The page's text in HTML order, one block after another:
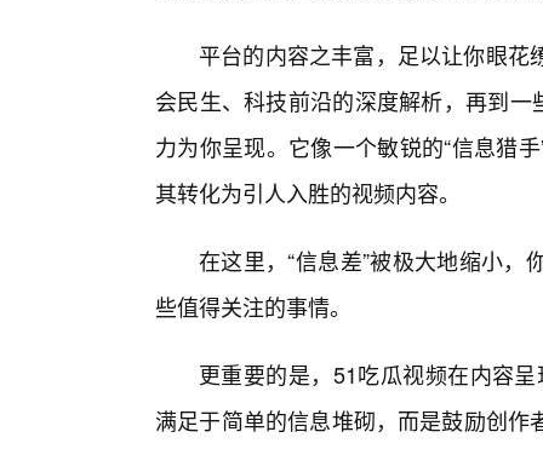
平台的内容之丰富，足以让你眼
会民生、科技前沿的深度解析，再到一
力为你呈现。它像一个敏锐的“信息猎
其转化为引人入胜的视频内容。
在这里，“信息差”被极大地缩小
些值得关注的事情。
更重要的是，51吃瓜视频在内容呈
满足于简单的信息堆砌，而是鼓励创